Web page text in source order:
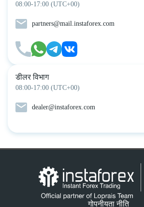
08:00-17:00 (UTC+00)
partners@mail.instaforex.com
डीलर विभाग
08:00-17:00 (UTC+00)
dealer@instaforex.com
गोपनीयता नीति